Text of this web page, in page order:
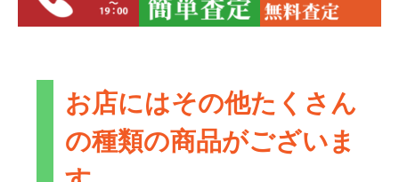
お店にはその他たくさん
の種類の商品がございま